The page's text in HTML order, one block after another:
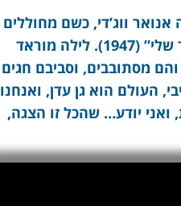
ווג’די, כשם מחוללים
את הואלס האחרון בנשף מסיכות מפואר, בסרט “ליבי, מורה הדרך שלי” (1947). לילה מוראד
מסתובבים, וסביבם חגים
העולם הוא גן עדן, ואנחנו
יודע… שהכל זו הצגה,